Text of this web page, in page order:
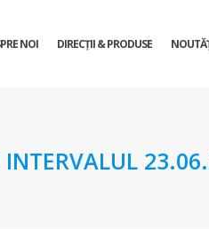
NOI DIRECŢII & PRODUSE